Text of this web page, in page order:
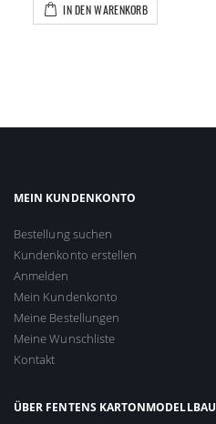
IN DEN WARENKORB
MEIN KUNDENKONTO
Bestellung suchen
Kundenkonto erstellen
Anmelden
Mein Kundenkonto
Meine Bestellungen
Meine Wunschliste
Kontakt
ÜBER FENTENS KARTONMODELLBAU